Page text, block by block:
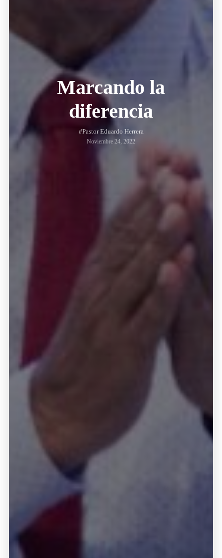
Marcando la
diferencia
#Pastor Eduardo Herrera
Noviembre 24, 2022